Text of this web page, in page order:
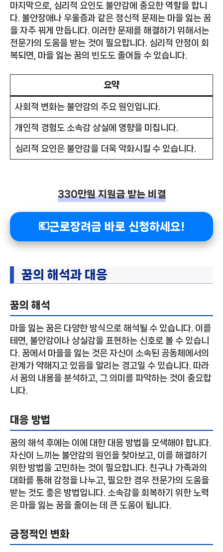
마지막으로, 심리적 요인도 불안감에 중요한 역할을 합니
다. 불안장애나 우울증과 같은 정신적 문제는 마을 잃는 꿈
을 자주 꿔게 만듭니다. 이러한 문제를 해결하기 위해서는
전문가의 도움을 받는 것이 필요합니다. 심리적 안정이 회
복되면, 마을 잃는 꿈의 빈도도 줄어들 수 있습니다.
요약
사회적 변화는 불안감의 주요 원인입니다.
개인적 경험도 소속감 상실에 영향을 미칩니다.
심리적 요인은 불안감을 더욱 악화시킬 수 있습니다.
330만원 지원금 받는 비결
💶근로장려금 바로 신청하세요!
꿈의 해석과 대응
꿈의 해석
마을 잃는 꿈은 다양한 방식으로 해석될 수 있습니다. 이를
테면, 불안감이나 상실감을 표현하는 신호로 볼 수 있습니
다. 꿈에서 마을을 잃는 것은 자신이 소속된 공동체에서의
관계가 약해지고 있음을 알리는 경고일 수 있습니다. 따라
서 꿈의 내용을 분석하고, 그 의미를 파악하는 것이 중요합
니다.
대응 방법
꿈의 해석 후에는 이에 대한 대응 방법을 모색해야 합니다.
자신이 느끼는 불안감의 원인을 찾아보고, 이를 해결하기
위한 방법을 고민하는 것이 필요합니다. 친구나 가족과의
대화를 통해 감정을 나누고, 필요한 경우 전문가의 도움을
받는 것도 좋은 방법입니다. 소속감을 회복하기 위한 노력
은 마을 잃는 꿈을 줄이는 데 큰 도움이 됩니다.
긍정적인 변화